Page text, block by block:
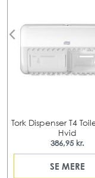
Tork Dispenser T4
Hvid
386,95 kr.
SE MERE